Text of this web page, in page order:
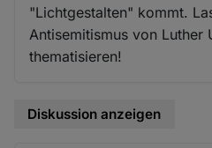
"Lichtgestalten" kommt.
Antisemitismus von Luther
thematisieren!
Diskussion anzeigen